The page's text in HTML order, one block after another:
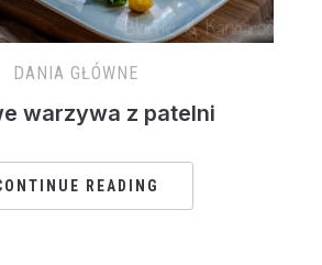
DANIA GŁÓWNE
warzywa z patelni
READING